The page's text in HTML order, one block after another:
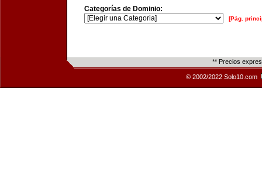
Categorías de Dominio:
[Pág.
** Precios
© 2002/2022 Solo10.com